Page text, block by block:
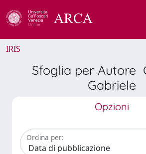
IRIS
Sfoglia per Autore
Gabriele
Opzioni
Ordina per: